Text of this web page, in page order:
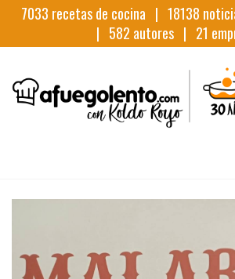
7033 recetas de cocina | 18138
| 582 autores | 21